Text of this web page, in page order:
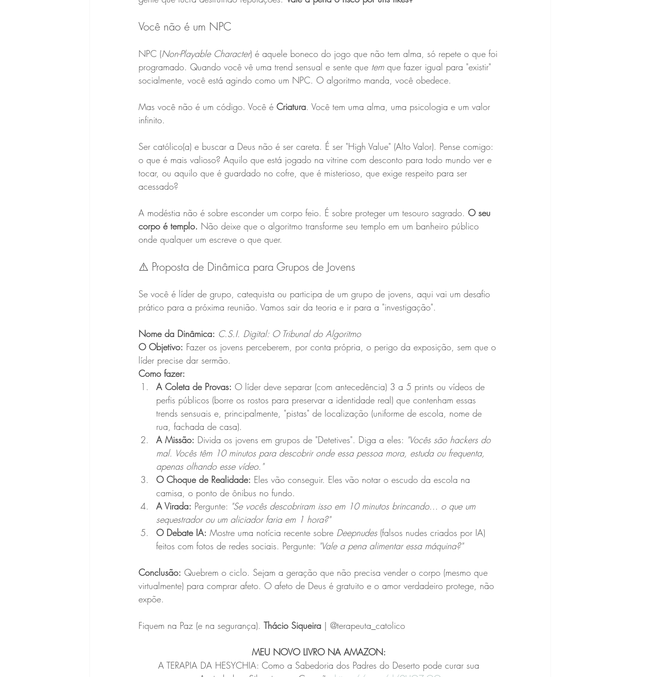
Você não é um NPC
NPC (Non-Playable Character) é aquele boneco do jogo que não tem alma, só repete o que foi
programado. Quando você vê uma trend sensual e sente que tem que fazer igual para "existir"
socialmente, você está agindo como um NPC. O algoritmo manda, você obedece.
Mas você não é um código. Você é Criatura. Você tem uma alma, uma psicologia e um valor
infinito.
Ser católico(a) e buscar a Deus não é ser careta. É ser "High Value" (Alto Valor). Pense comigo:
o que é mais valioso? Aquilo que está jogado na vitrine com desconto para todo mundo ver e
tocar, ou aquilo que é guardado no cofre, que é misterioso, que exige respeito para ser
acessado?
A modéstia não é sobre esconder um corpo feio. É sobre proteger um tesouro sagrado. O seu
corpo é templo. Não deixe que o algoritmo transforme seu templo em um banheiro público
onde qualquer um escreve o que quer.
⚠️ Proposta de Dinâmica para Grupos de Jovens
Se você é líder de grupo, catequista ou participa de um grupo de jovens, aqui vai um desafio
prático para a próxima reunião. Vamos sair da teoria e ir para a "investigação".
Nome da Dinâmica: C.S.I. Digital: O Tribunal do Algoritmo
O Objetivo: Fazer os jovens perceberem, por conta própria, o perigo da exposição, sem que o
líder precise dar sermão.
Como fazer:
A Coleta de Provas: O líder deve separar (com antecedência) 3 a 5 prints ou vídeos de
perfis públicos (borre os rostos para preservar a identidade real) que contenham essas
trends sensuais e, principalmente, "pistas" de localização (uniforme de escola, nome de
rua, fachada de casa).
A Missão: Divida os jovens em grupos de "Detetives". Diga a eles: "Vocês são hackers do
mal. Vocês têm 10 minutos para descobrir onde essa pessoa mora, estuda ou frequenta,
apenas olhando esse vídeo."
O Choque de Realidade: Eles vão conseguir. Eles vão notar o escudo da escola na
camisa, o ponto de ônibus no fundo.
A Virada: Pergunte: "Se vocês descobriram isso em 10 minutos brincando... o que um
sequestrador ou um aliciador faria em 1 hora?"
O Debate IA: Mostre uma notícia recente sobre Deepnudes (falsos nudes criados por IA)
feitos com fotos de redes sociais. Pergunte: "Vale a pena alimentar essa máquina?"
Conclusão: Quebrem o ciclo. Sejam a geração que não precisa vender o corpo (mesmo que
virtualmente) para comprar afeto. O afeto de Deus é gratuito e o amor verdadeiro protege, não
expõe.
Fiquem na Paz (e na segurança). Thácio Siqueira | @terapeuta_catolico
MEU NOVO LIVRO NA AMAZON:
A TERAPIA DA HESYCHIA: Como a Sabedoria dos Padres do Deserto pode curar sua